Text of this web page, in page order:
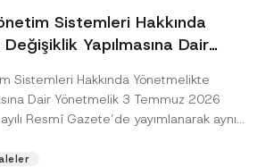
Sistemleri Hakkında
Yapılmasına Dair
Sistemleri Hakkında Yönetmelikte
Dair Yönetmelik 3 Temmuz 2026
Resmî Gazete’de yayımlanarak aynı